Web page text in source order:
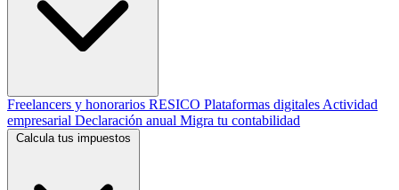
Freelancers y honorarios RESICO Plataformas digitales Actividad
empresarial Declaración anual Migra tu contabilidad